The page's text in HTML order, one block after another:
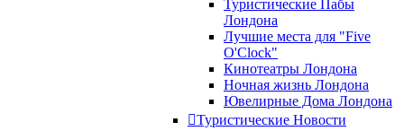
Туристические Пабы
Лондона
Лучшие места для "Five
O'Clock"
Кинотеатры Лондона
Ночная жизнь Лондона
Ювелирные Дома Лондона
Туристические Новости